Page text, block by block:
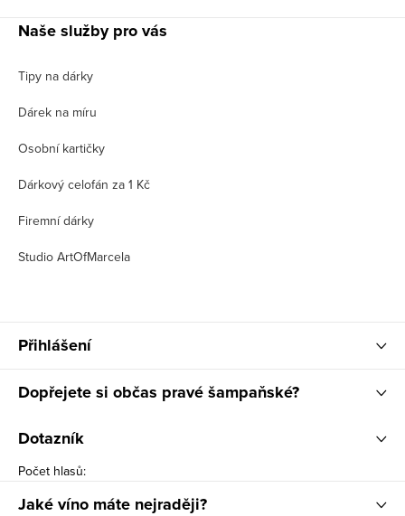
Naše služby pro vás
Tipy na dárky
Dárek na míru
Osobní kartičky
Dárkový celofán za 1 Kč
Firemní dárky
Studio ArtOfMarcela
Přihlášení
Dopřejete si občas pravé šampaňské?
Dotazník
Počet hlasů:
Jaké víno máte nejraději?